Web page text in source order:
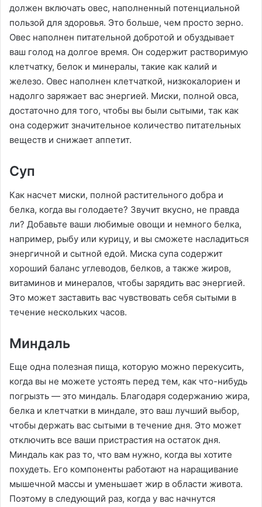
должен включать овес, наполненный потенциальной
пользой для здоровья. Это больше, чем просто зерно.
Овес наполнен питательной добротой и обуздывает
ваш голод на долгое время. Он содержит растворимую
клетчатку, белок и минералы, такие как калий и
железо. Овес наполнен клетчаткой, низкокалориен и
надолго заряжает вас энергией. Миски, полной овса,
достаточно для того, чтобы вы были сытыми, так как
она содержит значительное количество питательных
веществ и снижает аппетит.
Суп
Как насчет миски, полной растительного добра и
белка, когда вы голодаете? Звучит вкусно, не правда
ли? Добавьте ваши любимые овощи и немного белка,
например, рыбу или курицу, и вы сможете насладиться
энергичной и сытной едой. Миска супа содержит
хороший баланс углеводов, белков, а также жиров,
витаминов и минералов, чтобы зарядить вас энергией.
Это может заставить вас чувствовать себя сытыми в
течение нескольких часов.
Миндаль
Еще одна полезная пища, которую можно перекусить,
когда вы не можете устоять перед тем, как что-нибудь
погрызть — это миндаль. Благодаря содержанию жира,
белка и клетчатки в миндале, это ваш лучший выбор,
чтобы держать вас сытыми в течение дня. Это может
отключить все ваши пристрастия на остаток дня.
Миндаль как раз то, что вам нужно, когда вы хотите
похудеть. Его компоненты работают на наращивание
мышечной массы и уменьшает жир в области живота.
Поэтому в следующий раз, когда у вас начнутся